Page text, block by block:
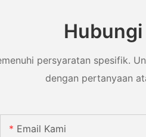
persyaratan spesifik.
dengan pertanyaan
Email Kami